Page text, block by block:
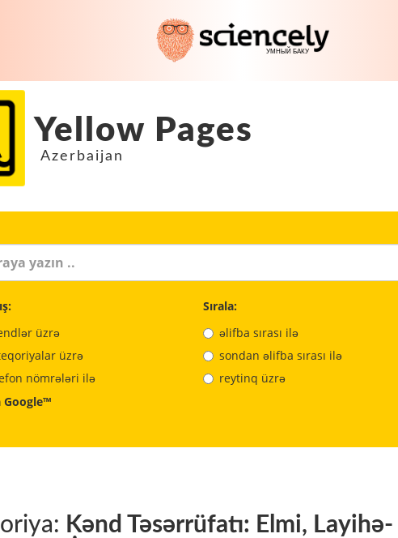
Yellow Pages
Azerbaijan
üzrə
üzrə
nömrələri ilə
Google™
Sırala:
əlifba sırası ilə
sondan əlifba sırası ilə
reytinq üzrə
Kənd Təsərrüfatı: Elmi, Layihə-